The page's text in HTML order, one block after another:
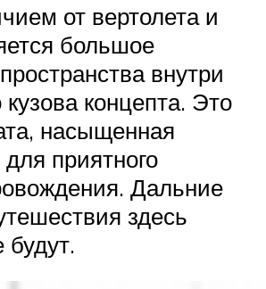
от вертолета и
большое
внутри
кузова концепта. Это
насыщенная
приятного
Дальние
здесь
будут.